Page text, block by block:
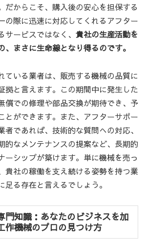
だからこそ、購入後の安心を担保する
の際に迅速に対応してくれるアフター
ービスではなく、 貴社の生産活動を
、まさに生命線となり得るのです。
ている業者は、販売する機械の品質に
拠と言えます。この期間中に発生した
償での修理や部品交換が期待でき、予
とができます。また、アフターサポー
者であれば、技術的な質問への対応、
的なメンテナンスの提案など、長期的
ーシップが築けます。単に機械を売っ
貴社の稼働を支え続ける姿勢を持つ業
足る存在と言えるでしょう。
門知識：あなたのビジネスを加
作機械のプロの見つけ方